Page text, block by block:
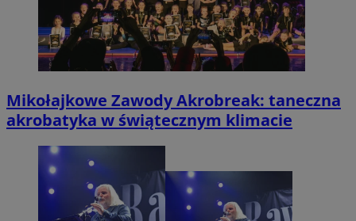
Mikołajkowe Zawody Akrobreak: taneczna
akrobatyka w świątecznym klimacie